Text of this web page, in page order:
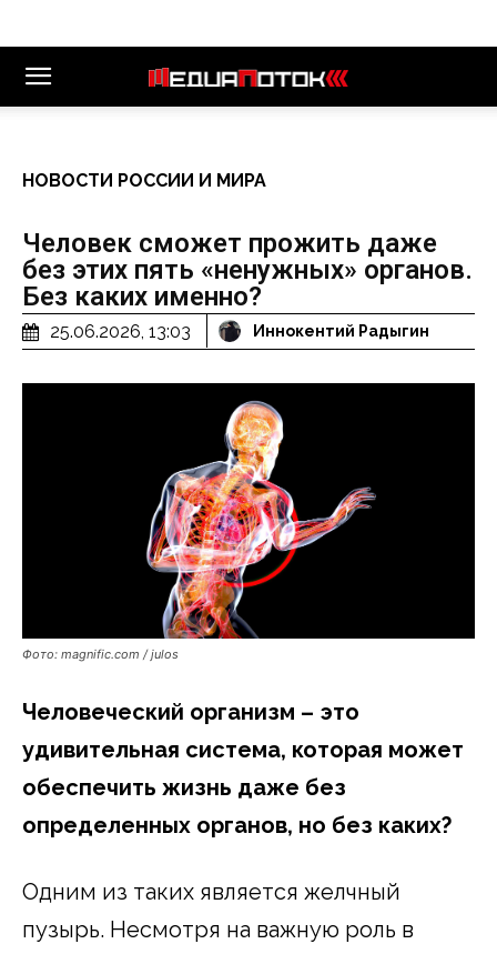
НОВОСТИ РОССИИ И МИРА
Человек сможет прожить даже
без этих пять «ненужных» органов.
Без каких именно?
25.06.2026, 13:03 Иннокентий Радыгин
Фото: magnific.com / julos
Человеческий организм – это
удивительная система, которая может
обеспечить жизнь даже без
определенных органов, но без каких?
Одним из таких является желчный
пузырь. Несмотря на важную роль в